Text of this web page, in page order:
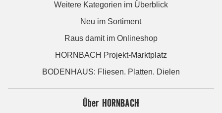
Weitere Kategorien im Überblick
Neu im Sortiment
Raus damit im Onlineshop
HORNBACH Projekt-Marktplatz
BODENHAUS: Fliesen. Platten. Dielen
Über HORNBACH